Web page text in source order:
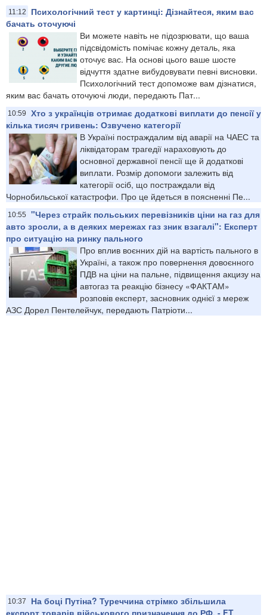
11:12
Психологічний тест у картинці: Дізнайтеся, яким вас
бачать оточуючі
Ви можете навіть не підозрювати, що ваша
підсвідомість помічає кожну деталь, яка
оточує вас. На основі цього ваше шосте
відчуття здатне вибудовувати певні висновки.
Психологічний тест допоможе вам дізнатися,
яким вас бачать оточуючі люди, передають Пат...
10:59
Хто з українців отримає додаткові виплати до пенсії у
кілька тисяч гривень: Озвучено категорії
В Україні постраждалим від аварії на ЧАЕС та
ліквідаторам трагедії нараховують до
основної державної пенсії ще й додаткові
виплати. Розмір допомоги залежить від
категорії осіб, що постраждали від
Чорнобильської катастрофи. Про це йдеться в поясненні Пе...
10:55
"Через страйк польських перевізників ціни на газ для
авто зросли, а в деяких мережах газ зник взагалі": Експерт
про ситуацію на ринку пального
Про вплив воєнних дій на вартість пального в
Україні, а також про повернення довоєнного
ПДВ на ціни на пальне, підвищення акцизу на
автогаз та реакцію бізнесу «ФАКТАМ»
розповів експерт, засновник однієї з мереж
АЗС Дорел Пентелейчук, передають Патріоти...
10:37
На боці Путіна? Туреччина стрімко збільшила
експорт товарів військового призначення до РФ, - FT